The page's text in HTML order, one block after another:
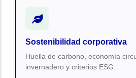
Sostenibilidad corporativa
Huella de carbono, economía
invernadero y criterios ESG.